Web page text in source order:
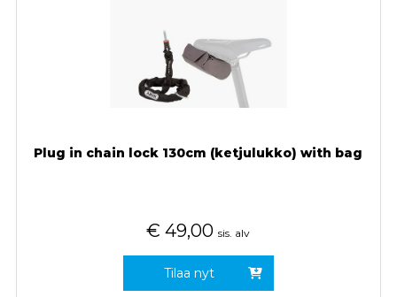
Plug in chain lock 130cm (ketjulukko) with bag
€ 49,00 sis. alv
Tilaa nyt